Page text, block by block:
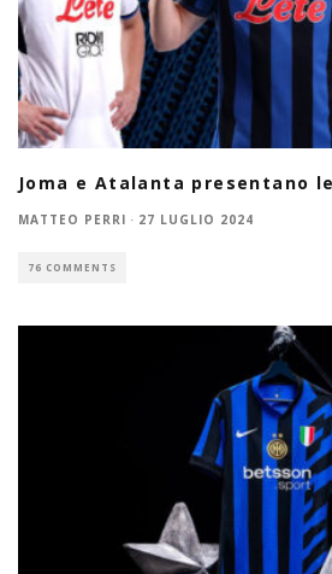
Joma e Atalanta presentano
MATTEO PERRI · 27 LUGLIO 2024
76 COMMENTS